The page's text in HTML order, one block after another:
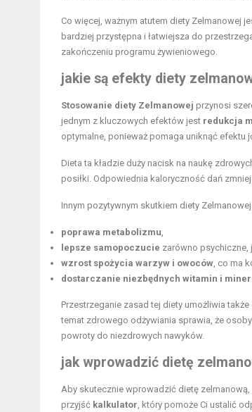
Co więcej, ważnym atutem diety Zelmanowej
bardziej przystępna i łatwiejsza do
zakończeniu programu żywieniowego.
jakie są efekty diety
Stosowanie diety Zelmanowej przynosi
jednym z kluczowych efektów jest redukcja
optymalne, ponieważ pomaga uniknąć efektu
Dieta ta kładzie duży nacisk na naukę
posiłki. Odpowiednia kaloryczność dań
Innym pozytywnym skutkiem diety
poprawa metabolizmu
lepsze samopoczucie zarówno psychiczne,
wzrost spożycia warzyw i owoców , co ma
dostarczanie niezbędnych witamin i
Przestrzeganie zasad tej diety umożliwia także
temat zdrowego odżywiania sprawia, że
powroty do niezdrowych nawyków.
jak wprowadzić dietę
Aby skutecznie wprowadzić dietę
przyjść kalkulator , który pomoże Ci ustalić